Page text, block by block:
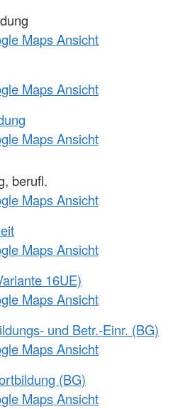
Maps Ansicht
Maps Ansicht
Maps Ansicht
berufl.
Maps Ansicht
Maps Ansicht
16UE)
Maps Ansicht
und Betr.-Einr. (BG)
Maps Ansicht
(BG)
Maps Ansicht